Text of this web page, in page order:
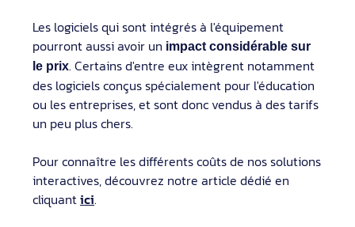
Les logiciels qui sont intégrés à l'équipement
pourront aussi avoir un impact considérable sur
le prix. Certains d'entre eux intègrent notamment
des logiciels conçus spécialement pour l'éducation
ou les entreprises, et sont donc vendus à des tarifs
un peu plus chers.
Pour connaître les différents coûts de nos solutions
interactives, découvrez notre article dédié en
cliquantici.